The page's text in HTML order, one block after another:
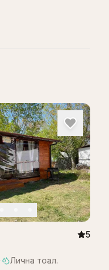
5
· Лична тоал.